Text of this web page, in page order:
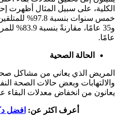
الكلية، على سبيل المثال أظهرت
عامًا.
الحالة الصحية
المريض الذي يعاني من مشاكل
والالتهابات وبعض حالات الصحة
يعانون من انخفاض معدلات البقاء
أعرف اكثر عن: افضل